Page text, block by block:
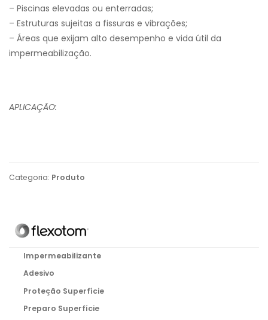
– Piscinas elevadas ou enterradas;
– Estruturas sujeitas a fissuras e vibrações;
– Áreas que exijam alto desempenho e vida útil da
impermeabilização.
APLICAÇÃO:
Categoria: Produto
Impermeabilizante
Adesivo
Proteção Superfície
Preparo Superfície